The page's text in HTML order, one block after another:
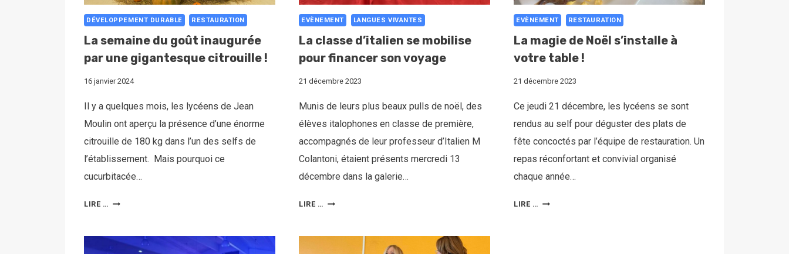
DÉVELOPPEMENT DURABLE RESTAURATION
La semaine du goût inaugurée
par une gigantesque citrouille !
16 janvier 2024
Il y a quelques mois, les lycéens de Jean
Moulin ont aperçu la présence d’une énorme
citrouille de 180 kg dans l’un des selfs de
l’établissement. Mais pourquoi ce
cucurbitacée…
LIRE …
EVÈNEMENT LANGUES VIVANTES
La classe d’italien se mobilise
pour financer son voyage
21 décembre 2023
Munis de leurs plus beaux pulls de noël, des
élèves italophones en classe de première,
accompagnés de leur professeur d’Italien M
Colantoni, étaient présents mercredi 13
décembre dans la galerie…
LIRE …
EVÈNEMENT RESTAURATION
La magie de Noël s’installe à
votre table !
21 décembre 2023
Ce jeudi 21 décembre, les lycéens se sont
rendus au self pour déguster des plats de
fête concoctés par l’équipe de restauration. Un
repas réconfortant et convivial organisé
chaque année…
LIRE …